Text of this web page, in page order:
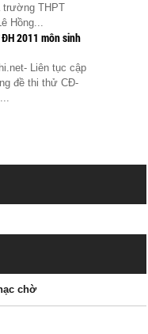
trường THPT
Hồng...
2011 môn sinh
Liên tục cập
đề thi thử CĐ-
chờ